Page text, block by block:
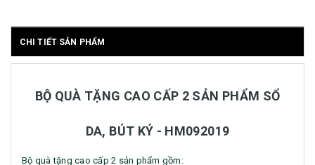
CHI TIẾT SẢN PHẨM
BỘ QUÀ TẶNG CAO CẤP 2 SẢN PHẨM SỔ
DA, BÚT KÝ - HM092019
Bộ quà tặng cao cấp 2 sản phẩm gồm: